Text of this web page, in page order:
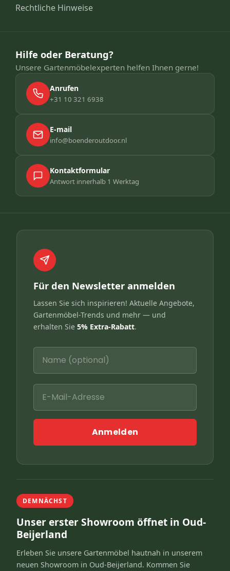
Rechtliche Hinweise
Hilfe oder Beratung?
Unsere Gartenmöbelexperten helfen Ihnen gerne!
Anrufen
+31 10 321 6938
E-mail
info@boenderoutdoor.nl
Kontaktformular
Antwort innerhalb 1 Werktag
Für den Newsletter anmelden
Lassen Sie sich inspirieren! Aktuelle Angebote,
Gartenmöbel-Trends und mehr — und
erhalten Sie 5% Extra-Rabatt.
Anmelden
DEMNÄCHST
Unser erster Showroom öffnet in Oud-
Beijerland
Erleben Sie unsere Gartenmöbel hautnah in unserem
neuen Showroom in Oud-Beijerland. Kommen Sie